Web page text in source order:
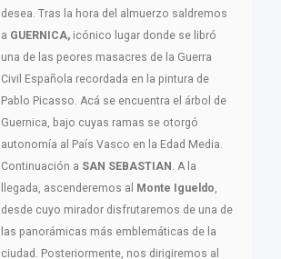
desea. Tras la hora del almuerzo saldremos
a GUERNICA, icónico lugar donde se libró
una de las peores masacres de la Guerra
Civil Española recordada en la pintura de
Pablo Picasso. Acá se encuentra el árbol de
Guernica, bajo cuyas ramas se otorgó
autonomía al País Vasco en la Edad Media.
Continuación a SAN SEBASTIAN . A la
llegada, ascenderemos al
Monte Igueldo,
desde cuyo mirador disfrutaremos de una de
las panorámicas más emblemáticas de la
ciudad. Posteriormente, nos dirigiremos al